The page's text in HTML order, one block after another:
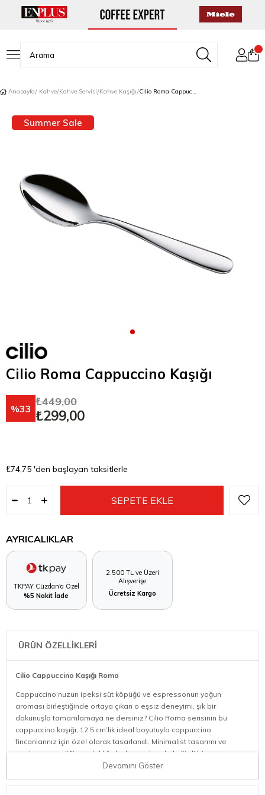
Anasayfa Kahve Kahve Servisi Kahve Kaşığı Cilio Roma Cappuccino Kaşığı
Summer Sale
Cilio Roma Cappuccino Kaşığı
33
₺449,00
₺299,00
₺74,75 'den başlayan taksitlerle
AYRICALIKLAR
TKPAY Cüzdan'a Özel
%5 Nakit İade
2.500 TL ve Üzeri
Alışverişe
Ücretsiz Kargo
ÜRÜN ÖZELLİKLERİ
Cilio Cappuccino Kaşığı Roma
Cappuccino’nuzun ipeksi süt köpüğü ve espressonun yoğun
aroması birleştiğinde ortaya çıkan o eşsiz deneyimi, şık bir
dokunuşla tamamlamaya ne dersiniz? Cilio Roma serisinin bu
cappuccino kaşığı, 12.5 cm’lik ideal boyutuyla cappuccino
fincanlarınız için özel olarak tasarlandı. Minimalist tasarımı ve
paslanmaz çeliğin parlaklığıyla, her yudumda kaliteli bir sunumun
İdeal Cappuccino Uzunluğu:12.5 cm uzunluğu, standart cappuccino
Devamını Göster